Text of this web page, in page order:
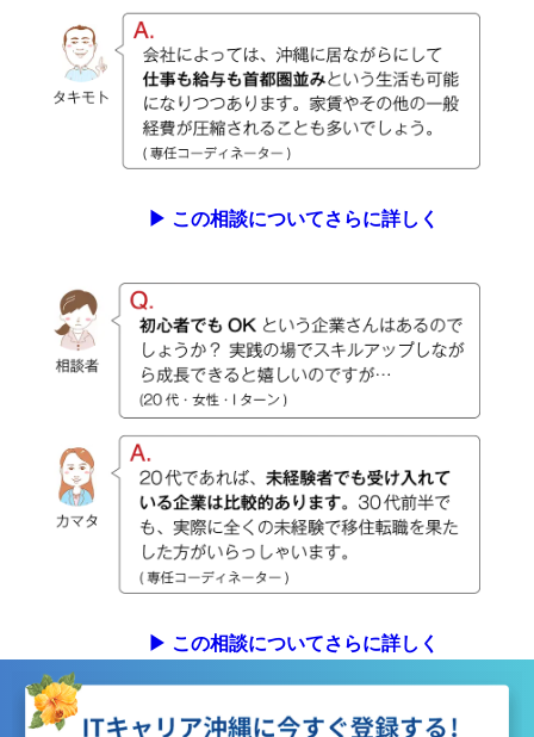
▶︎ この相談についてさらに詳しく
▶︎ この相談についてさらに詳しく